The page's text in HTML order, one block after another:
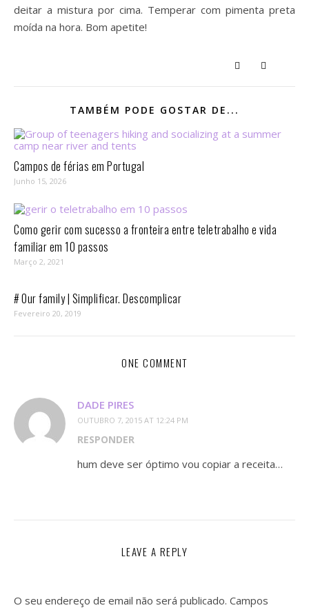
deitar a mistura por cima. Temperar com pimenta preta
moída na hora. Bom apetite!
TAMBÉM PODE GOSTAR DE...
Campos de férias em Portugal
Junho 15, 2026
Como gerir com sucesso a fronteira entre teletrabalho e vida
familiar em 10 passos⁣
Março 2, 2021
# Our family | Simplificar. Descomplicar
Fevereiro 20, 2019
ONE COMMENT
DADE PIRES
OUTUBRO 7, 2015 AT 12:24 PM
RESPONDER
hum deve ser óptimo vou copiar a receita…
LEAVE A REPLY
O seu endereço de email não será publicado. Campos